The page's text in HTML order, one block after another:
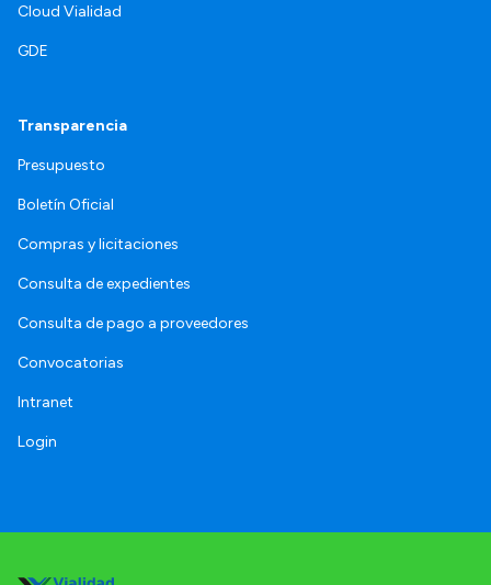
Cloud Vialidad
GDE
Transparencia
Presupuesto
Boletín Oficial
Compras y licitaciones
Consulta de expedientes
Consulta de pago a proveedores
Convocatorias
Intranet
Login